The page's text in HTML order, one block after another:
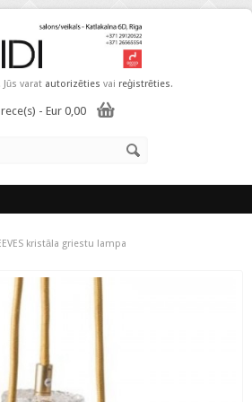
varat autorizēties vai reģistrēties.
- Eur 0,00
kristāla griestu lampa